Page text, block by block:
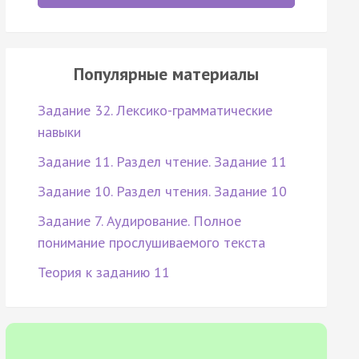
Популярные материалы
Задание 32. Лексико-грамматические
навыки
Задание 11. Раздел чтение. Задание 11
Задание 10. Раздел чтения. Задание 10
Задание 7. Аудирование. Полное
понимание прослушиваемого текста
Теория к заданию 11